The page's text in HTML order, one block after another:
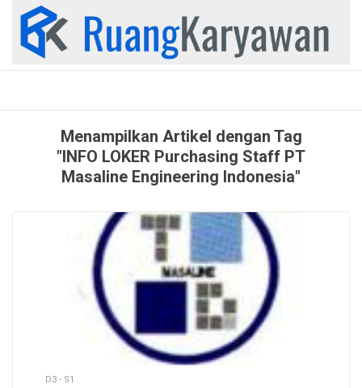
content
Menampilkan Artikel dengan Tag
"INFO LOKER Purchasing Staff PT
Masaline Engineering Indonesia"
D3 - S1